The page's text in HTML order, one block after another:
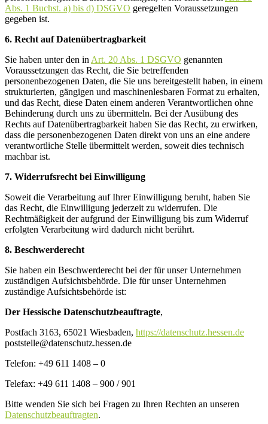
Abs. 1 Buchst. a) bis d) DSGVO geregelten Voraussetzungen
gegeben ist.
6. Recht auf Datenübertragbarkeit
Sie haben unter den in Art. 20 Abs. 1 DSGVO genannten
Voraussetzungen das Recht, die Sie betreffenden
personenbezogenen Daten, die Sie uns bereitgestellt haben, in einem
strukturierten, gängigen und maschinenlesbaren Format zu erhalten,
und das Recht, diese Daten einem anderen Verantwortlichen ohne
Behinderung durch uns zu übermitteln. Bei der Ausübung des
Rechts auf Datenübertragbarkeit haben Sie das Recht, zu erwirken,
dass die personenbezogenen Daten direkt von uns an eine andere
verantwortliche Stelle übermittelt werden, soweit dies technisch
machbar ist.
7. Widerrufsrecht bei Einwilligung
Soweit die Verarbeitung auf Ihrer Einwilligung beruht, haben Sie
das Recht, die Einwilligung jederzeit zu widerrufen. Die
Rechtmäßigkeit der aufgrund der Einwilligung bis zum Widerruf
erfolgten Verarbeitung wird dadurch nicht berührt.
8. Beschwerderecht
Sie haben ein Beschwerderecht bei der für unser Unternehmen
zuständigen Aufsichtsbehörde. Die für unser Unternehmen
zuständige Aufsichtsbehörde ist:
Der Hessische Datenschutzbeauftragte,
Postfach 3163, 65021 Wiesbaden, https://datenschutz.hessen.de
poststelle@datenschutz.hessen.de
Telefon: +49 611 1408 – 0
Telefax: +49 611 1408 – 900 / 901
Bitte wenden Sie sich bei Fragen zu Ihren Rechten an unseren
Datenschutzbeauftragten.